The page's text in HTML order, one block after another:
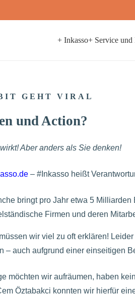
+ Inkasso+ Service und
GEHT VIRAL
und Action?
Aber anders als Sie denken!
– #Inkasso heißt
bringt pro Jahr etwa 5
Firmen und deren
wir viel zu oft erklären!
– auch aufgrund einer einseitigen
möchten wir aufräumen, haben
Öztabakci konnten wir hierfür